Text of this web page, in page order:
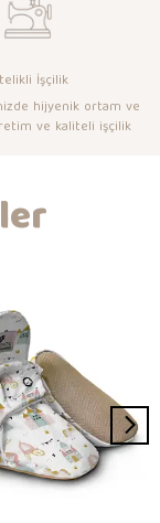
İşçilik
hijyenik ortam ve
ve kaliteli işçilik